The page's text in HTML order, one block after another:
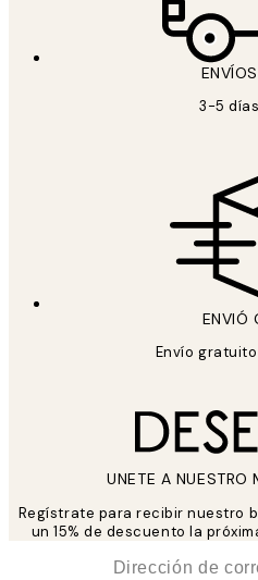
3-5
ENVIÓ
Envío
UNETE A NUESTRO
Regístrate para recibir nuestro
un 15% de descuento la